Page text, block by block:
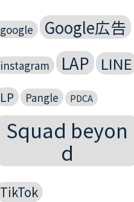
google Google広告
instagram LAP LINE
LP Pangle PDCA
Squad beyon
d
TikTok